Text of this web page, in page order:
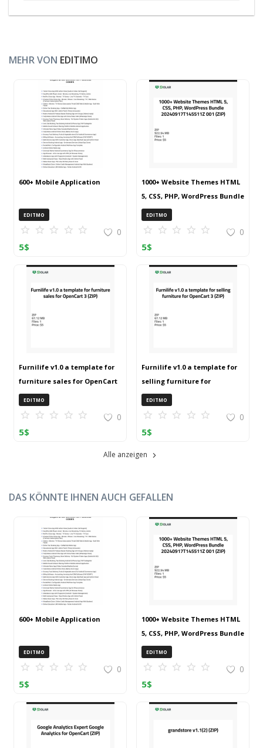
MEHR VON EDITIMO
600+ Mobile Application
EDITMO
0
5$
1000+ Website Themes HTML
5, CSS, PHP, WordPress Bundle
20240917T145511Z 001 (ZIP)
EDITMO
0
5$
Furnilife v1.0 a template for
furniture sales for OpenCart
3 (ZIP)
EDITMO
0
5$
Furnilife v1.0 a template for
selling furniture for
OpenCart 3 (ZIP)
EDITMO
0
5$
Alle anzeigen
DAS KÖNNTE IHNEN AUCH GEFALLEN
600+ Mobile Application
EDITMO
0
5$
1000+ Website Themes HTML
5, CSS, PHP, WordPress Bundle
20240917T145511Z 001 (ZIP)
EDITMO
0
5$